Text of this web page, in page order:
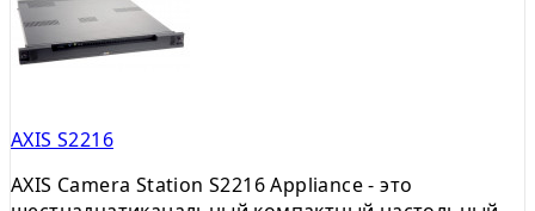
AXIS S2216
AXIS Camera Station S2216 Appliance - это